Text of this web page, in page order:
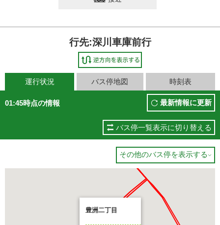
行先:深川車庫前行
運行状況 バス停地図 時刻表
01:45時点の情報 最新情報に更新
バス停一覧表示に切り替える
その他のバス停を表示する 
豊洲二丁目